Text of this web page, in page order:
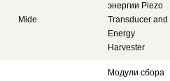
Mide
энергии Piezo
Transducer and
Energy
Harvester
Модули сбора